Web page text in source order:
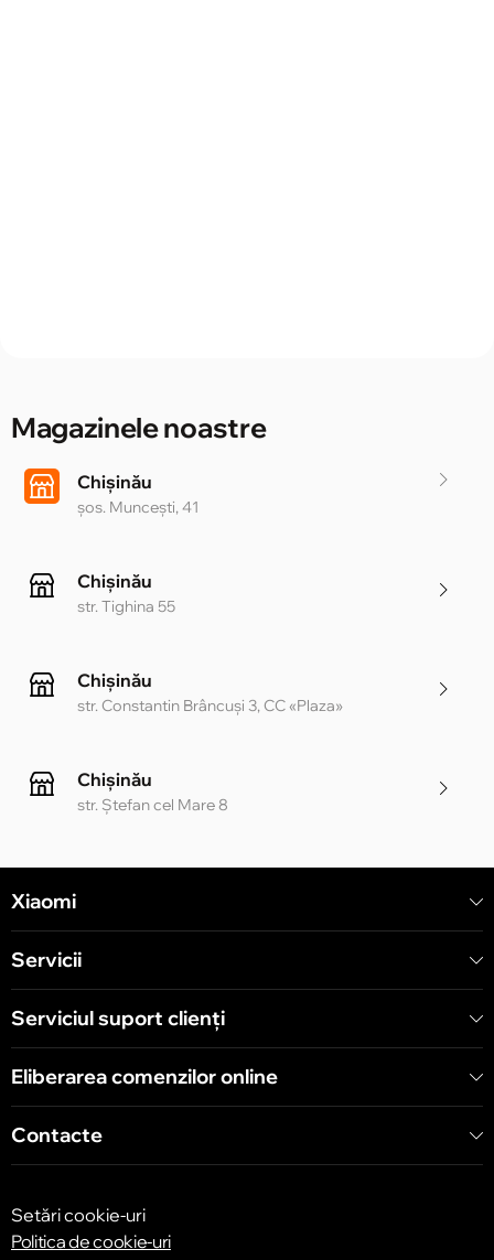
Magazinele noastre
Chișinău
șos. Muncești, 41
Chișinău
str. Tighina 55
Chișinău
str. Constantin Brâncuși 3, CC «Plaza»
Chișinău
str. Ștefan cel Mare 8
Chișinău
str. Arborilor 21, CC «Shopping MallDova»
Xiaomi
Servicii
Serviciul suport clienţi
Eliberarea comenzilor online
Contacte
Setări cookie-uri
Politica de cookie-uri